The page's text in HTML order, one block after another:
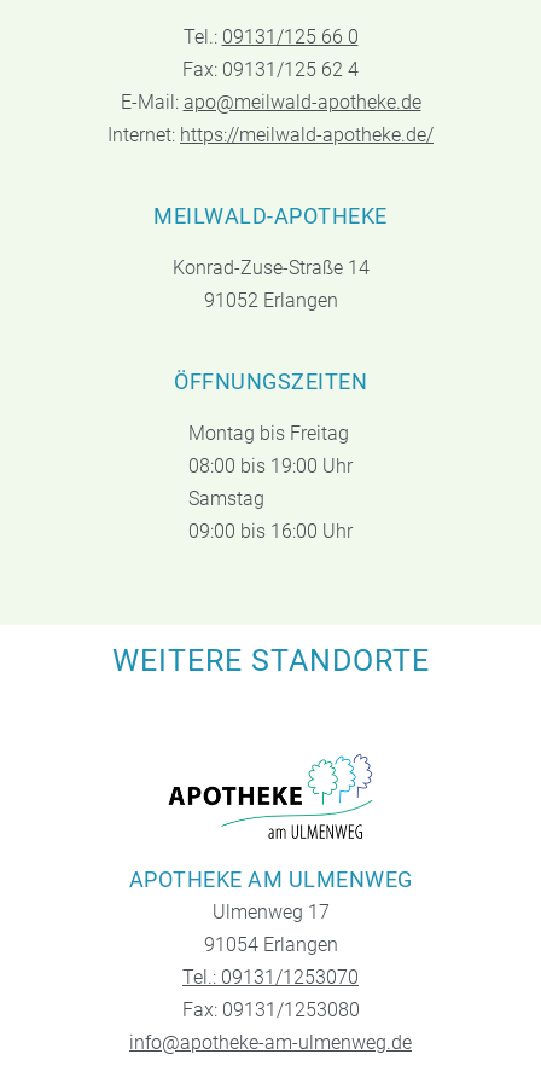
Tel.: 09131/125 66 0
Fax: 09131/125 62 4
E-Mail: apo@meilwald-apotheke.de
Internet: https://meilwald-apotheke.de/
MEILWALD-APOTHEKE
Konrad-Zuse-Straße 14
91052 Erlangen
ÖFFNUNGSZEITEN
Montag bis Freitag
08:00 bis 19:00 Uhr
Samstag
09:00 bis 16:00 Uhr
WEITERE STANDORTE
APOTHEKE AM ULMENWEG
Ulmenweg 17
91054 Erlangen
Tel.: 09131/1253070
Fax: 09131/1253080
info@apotheke-am-ulmenweg.de